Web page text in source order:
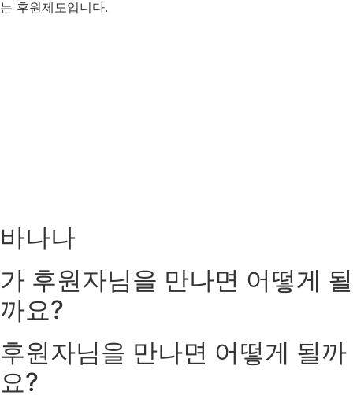
는 후원제도입니다.
바나나
가 후원자님을 만나면 어떻게 될
까요?
후원자님을 만나면 어떻게 될까
요?